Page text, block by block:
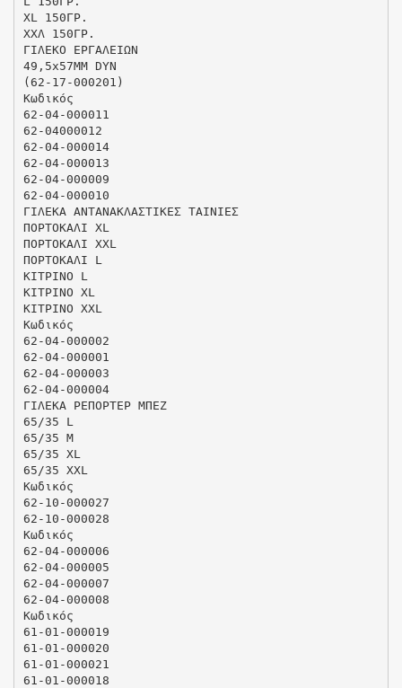
XL 150ΓΡ.
ΧΧΛ 150ΓΡ.
ΓΙΛΕΚΟ ΕΡΓΑΛΕΙΩΝ
49,5x57MM DYN
(62-17-000201)
Κωδικός
62-04-000011
62-04000012
62-04-000014
62-04-000013
62-04-000009
62-04-000010
ΓΙΛΕΚΑ ΑΝΤΑΝΑΚΛΑΣΤΙΚΕΣ ΤΑΙΝΙΕΣ
ΠΟΡΤΟΚΑΛΙ XL
ΠΟΡΤΟΚΑΛΙ XXL
ΠΟΡΤΟΚΑΛΙ L
ΚΙΤΡΙΝΟ L
ΚΙΤΡΙΝΟ XL
ΚΙΤΡΙΝΟ XXL
Κωδικός
62-04-000002
62-04-000001
62-04-000003
62-04-000004
ΓΙΛΕΚΑ ΡΕΠΟΡΤΕΡ ΜΠΕΖ
65/35 L
65/35 Μ
65/35 XL
65/35 XXL
Κωδικός
62-10-000027
62-10-000028
Κωδικός
62-04-000006
62-04-000005
62-04-000007
62-04-000008
Κωδικός
61-01-000019
61-01-000020
61-01-000021
61-01-000018